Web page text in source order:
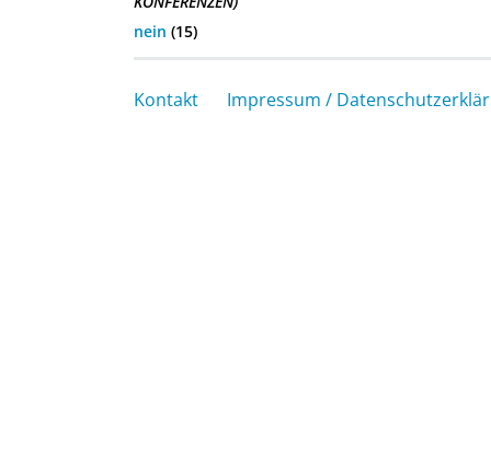
nein (15)
Kontakt Impressum /